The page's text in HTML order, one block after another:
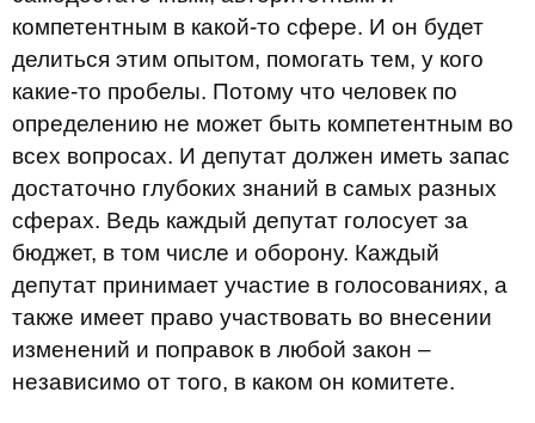
компетентным в какой-то сфере. И он будет
делиться этим опытом, помогать тем, у кого
какие-то пробелы. Потому что человек по
определению не может быть компетентным во
всех вопросах. И депутат должен иметь запас
достаточно глубоких знаний в самых разных
сферах. Ведь каждый депутат голосует за
бюджет, в том числе и оборону. Каждый
депутат принимает участие в голосованиях, а
также имеет право участвовать во внесении
изменений и поправок в любой закон –
независимо от того, в каком он комитете.